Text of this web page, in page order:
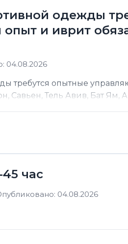
одежды
и иврит
04.08.2026
требутся опытные
Савьен, Тель Авив, Бат Ям,
час
04.08.2026